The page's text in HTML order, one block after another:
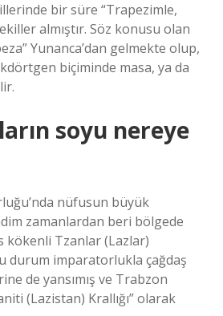
bir süre “Trapezimle,
almıştır. Söz konusu olan
Yunanca’dan gelmekte olup,
biçiminde masa, ya da
soyu nereye
nüfusun büyük
zamanlardan beri bölgede
kökenli Tzanlar (Lazlar)
durum imparatorlukla çağdaş
de yansımış ve Trabzon
(Lazistan) Krallığı” olarak